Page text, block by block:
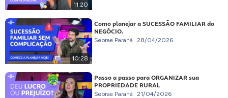
11:20
10:28
Como planejar a SUCESSÃO FAMILIAR do
NEGÓCIO.
Sebrae Paraná 28/04/2026
Passo a passo para ORGANIZAR sua
PROPRIEDADE RURAL
Sebrae Paraná 21/04/2026